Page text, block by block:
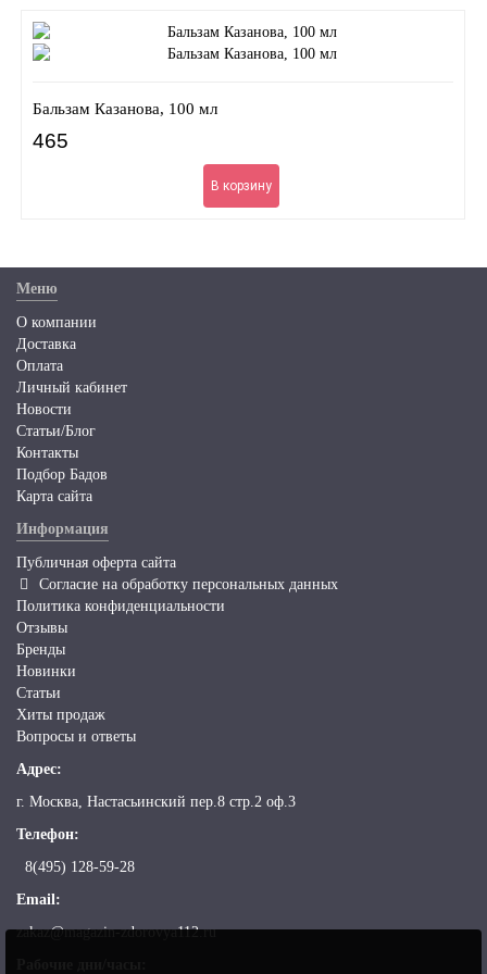
Бальзам Казанова, 100 мл
465
В корзину
Меню
О компании
Доставка
Оплата
Личный кабинет
Новости
Статьи/Блог
Контакты
Подбор Бадов
Карта сайта
Информация
Публичная оферта сайта
Согласие на обработку персональных данных
Политика конфиденциальности
Отзывы
Бренды
Новинки
Статьи
Хиты продаж
Вопросы и ответы
Адрес:
г. Москва, Настасьинский пер.8 стр.2 оф.3
Телефон:
8(495) 128-59-28
Email:
zakaz@magazin-zdorovya112.ru